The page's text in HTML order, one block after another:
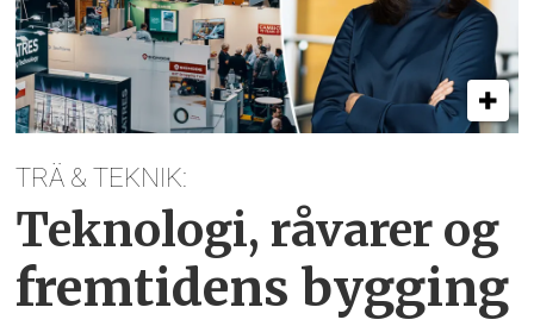
TRÄ & TEKNIK:
Teknologi, råvarer og
fremtidens bygging